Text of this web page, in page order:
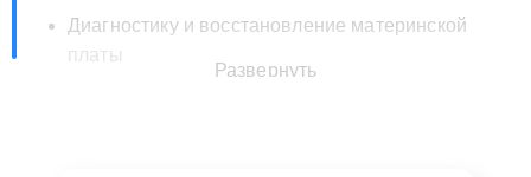
Диагностику и восстановление материнской
платы
Развернуть